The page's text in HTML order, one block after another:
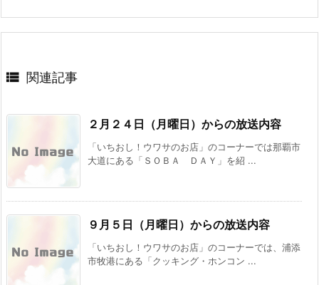
 関連記事
２月２４日（月曜日）からの放送内容
「いちおし！ウワサのお店」のコーナーでは那覇市
大道にある「ＳＯＢＡ ＤＡＹ」を紹 ...
９月５日（月曜日）からの放送内容
「いちおし！ウワサのお店」のコーナーでは、浦添
市牧港にある「クッキング・ホンコン ...